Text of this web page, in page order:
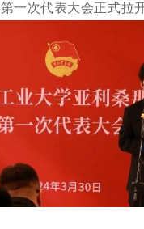
一次代表大会正式拉